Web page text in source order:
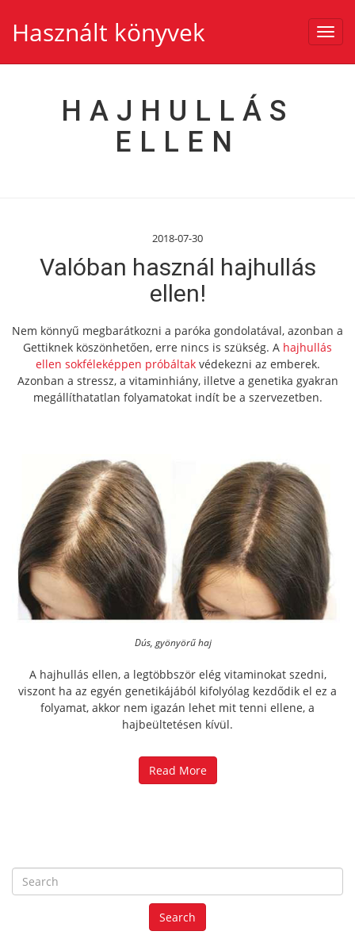
Használt könyvek
HAJHULLÁS
ELLEN
2018-07-30
Valóban használ hajhullás
ellen!
Nem könnyű megbarátkozni a paróka gondolatával, azonban a
Gettiknek köszönhetően, erre nincs is szükség. A hajhullás
ellen sokféleképpen próbáltakvédekezni az emberek.
Azonban a stressz, a vitaminhiány, illetve a genetika gyakran
megállíthatatlan folyamatokat indít be a szervezetben.
Dús, gyönyörű haj
A hajhullás ellen, a legtöbbször elég vitaminokat szedni,
viszont ha az egyén genetikájából kifolyólag kezdődik el ez a
folyamat, akkor nem igazán lehet mit tenni ellene, a
hajbeültetésen kívül.
Read More
e
r
Search